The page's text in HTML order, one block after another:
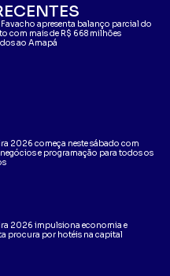
apresenta balanço parcial do
com mais de R$ 668 milhões
ao Amapá
2026 começa neste sábado com
e programação para todos os
2026 impulsiona economia e
procura por hotéis na capital